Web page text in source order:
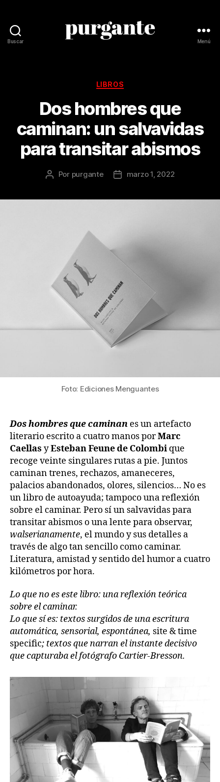
Buscar Menú
Categorías
LIBROS
Dos hombres que
caminan: un salvavidas
para transitar abismos
Autor
Por purgante
Fechamarzo 1, 2022
Foto: Ediciones Menguantes
Dos hombres que caminan es un artefacto
literario escrito a cuatro manos porMarc
Caellas yEsteban Feune de Colombi que
recoge veinte singulares rutas a pie. Juntos
caminan trenes, rechazos, amaneceres,
palacios abandonados, olores, silencios… No es
un libro de autoayuda; tampoco una reflexión
sobre el caminar. Pero sí un salvavidas para
transitar abismos o una lente para observar,
walserianamente, el mundo y sus detalles a
través de algo tan sencillo como caminar.
Literatura, amistad y sentido del humor a cuatro
kilómetros por hora.
Lo que no es este libro: una reflexión teórica
sobre el caminar.
Lo que sí es: textos surgidos de una escritura
automática, sensorial, espontánea, site & time
specific; textos que narran el instante decisivo
que capturaba el fotógrafo Cartier-Bresson.